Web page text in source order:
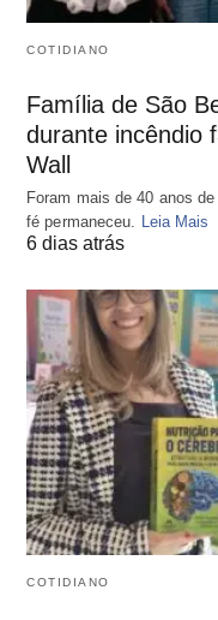
COTIDIANO
Família de São
durante incêndio
Wall
Foram mais de 40 anos
fé permaneceu. Leia Mais
6 dias atrás
COTIDIANO